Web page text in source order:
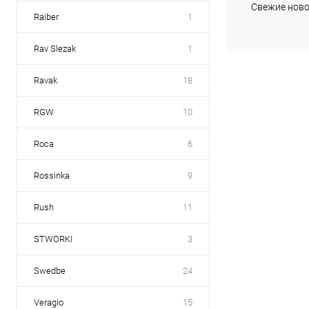
Raiber 1
Rav Slezak 1
Ravak 18
RGW 10
Roca 6
Rossinka 9
Rush 11
STWORKI 3
Swedbe 24
Veragio 15
Свежие